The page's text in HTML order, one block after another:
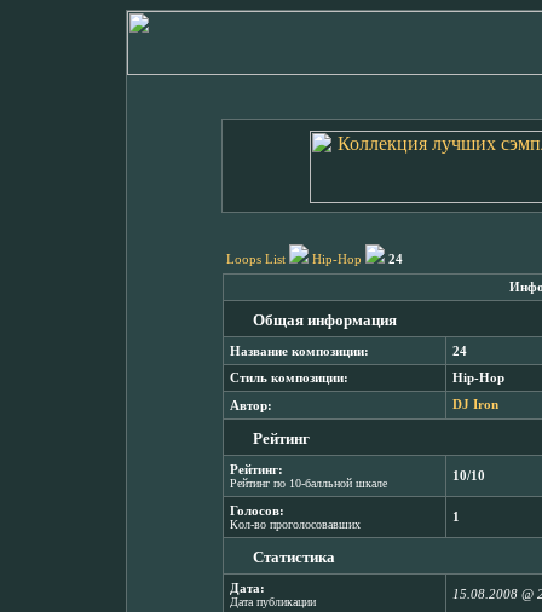
Loops List Hip-Hop 24
Общая информация
Название композиции: 24
Стиль композиции: Hip-Hop
Автор: DJ Iron
Рейтинг
Рейтинг:
Рейтинг по 10-балльной шкале
10/10
Голосов:
Кол-во проголосовавших
1
Статистика
Дата:
Дата публикации
15.08.2008 @